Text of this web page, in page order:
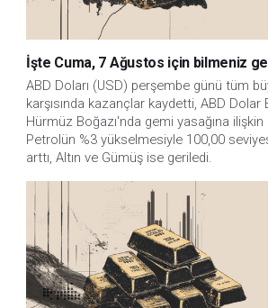
İşte Cuma, 7 Ağustos için bilmeniz
ABD Doları (USD) perşembe günü tüm
karşısında kazançlar kaydetti, ABD Dolar
Hürmüz Boğazı'nda gemi yasağına
Petrolün %3 yükselmesiyle 100,00
arttı, Altın ve Gümüş ise geriledi.